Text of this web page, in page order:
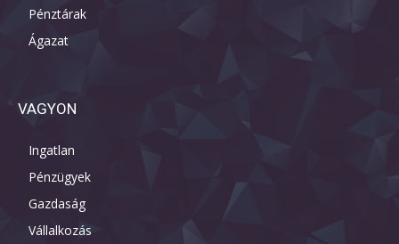
Pénztárak
Ágazat
VAGYON
Ingatlan
Pénzügyek
Gazdaság
Vállalkozás